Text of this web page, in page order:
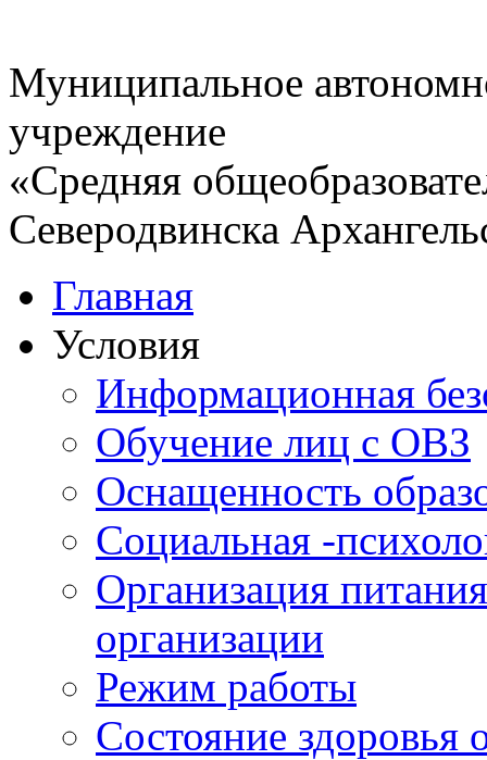
Муниципальное
учреждение
«Средняя
Северодвинска
Главная
Условия
Информационная
Обучение лиц с ОВЗ
Оснащенность
Социальная -
Организация
организации
Режим работы
Состояние